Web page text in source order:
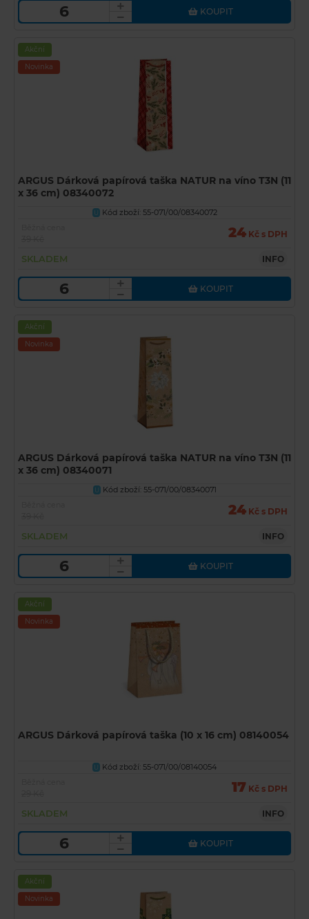
KOUPIT
Akční
Novinka
ARGUS Dárková papírová taška NATUR na víno T3N (11
x 36 cm) 08340072
U Kód zboží: 55-071/00/08340072
24 Kč s DPH
SKLADEM INFO
KOUPIT
Akční
Novinka
ARGUS Dárková papírová taška NATUR na víno T3N (11
x 36 cm) 08340071
U Kód zboží: 55-071/00/08340071
24 Kč s DPH
SKLADEM INFO
KOUPIT
Akční
Novinka
ARGUS Dárková papírová taška (10 x 16 cm) 08140054
U
Kód zboží: 55-071/00/08140054
17 Kč s DPH
SKLADEM INFO
KOUPIT
Akční
Novinka